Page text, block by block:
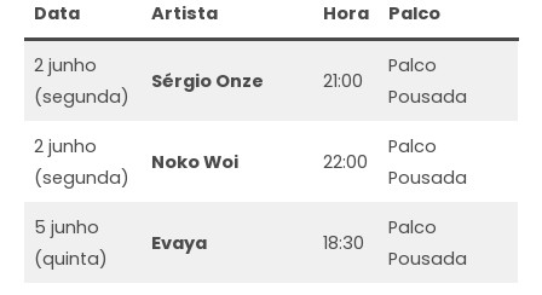
Data Artista Hora Palco
2 junho
(segunda)
Sérgio Onze 21:00
Palco
Pousada
2 junho
(segunda)
Noko Woi 22:00
Palco
Pousada
5 junho
(quinta)
Evaya 18:30
Palco
Pousada